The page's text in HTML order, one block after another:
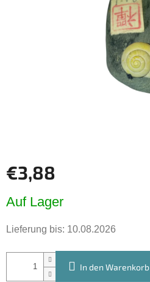
€3,88
Auf Lager
Lieferung bis: 10.08.2026
In den Warenkorb